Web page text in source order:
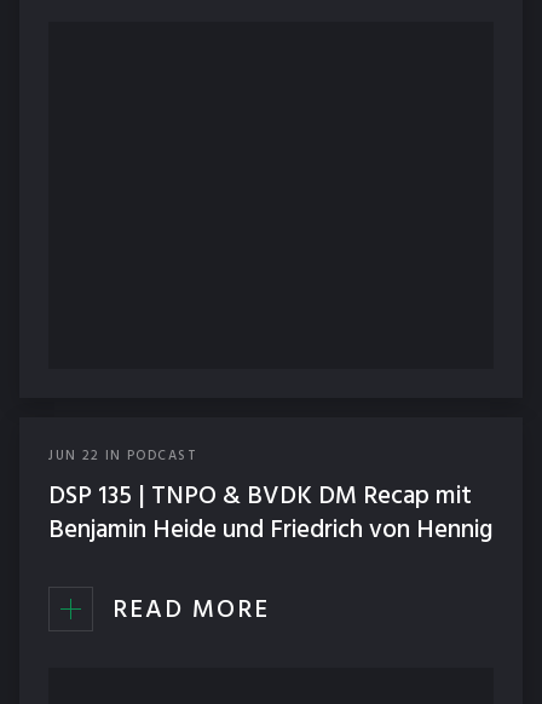
JUN 22 IN PODCAST
DSP 135 | TNPO & BVDK DM Recap mit
Benjamin Heide und Friedrich von Hennig
READ MORE